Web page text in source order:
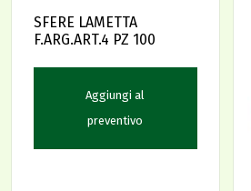
SFERE LAMETTA
F.ARG.ART.4 PZ 100
Aggiungi al
preventivo